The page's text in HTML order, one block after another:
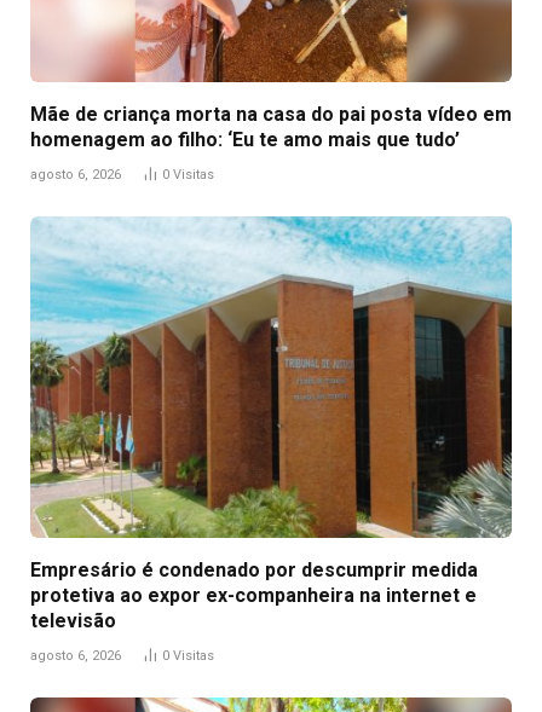
Mãe de criança morta na casa do pai posta vídeo em
homenagem ao filho: ‘Eu te amo mais que tudo’
agosto 6, 2026 0 Visitas
Empresário é condenado por descumprir medida
protetiva ao expor ex-companheira na internet e
televisão
agosto 6, 2026 0 Visitas